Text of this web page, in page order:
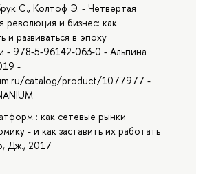
С., Колтоф Э. - Четвертая
революция и бизнес: как
и развиваться в эпоху
- 978-5-96142-063-0 - Альпина
-
catalog/product/1077977 -
: как сетевые рынки
- и как заставить их работать
Дж., 2017